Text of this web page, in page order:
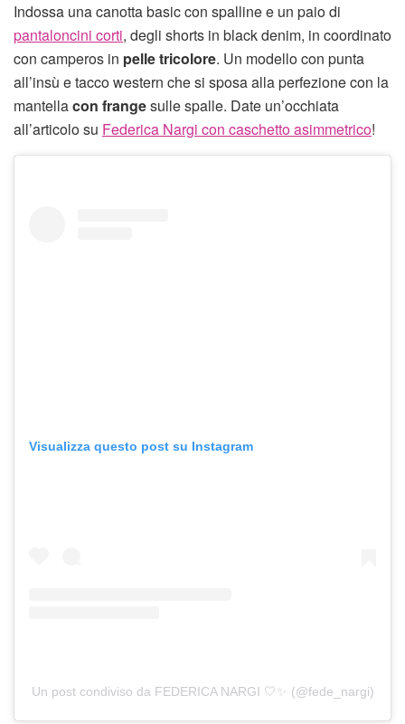
Indossa una canotta basic con spalline e un paio di
pantaloncini corti, degli shorts in black denim, in coordinato
con camperos in pelle tricolore. Un modello con punta
all’insù e tacco western che si sposa alla perfezione con la
mantellacon frangesulle spalle. Date un’occhiata
all’articolo su Federica Nargi con caschetto asimmetrico!
Visualizza questo post su Instagram
Un post condiviso da FEDERICA NARGI 🤍✨ (@fede_nargi)